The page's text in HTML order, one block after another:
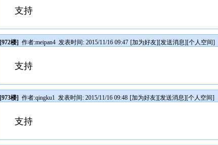
支持
[972楼] 作者:meipan4 发表时间: 2015/11/16 09:47 [加为好友][发送消息][个人空间]
支持
[973楼] 作者:qingku1 发表时间: 2015/11/16 09:48 [加为好友][发送消息][个人空间]
支持